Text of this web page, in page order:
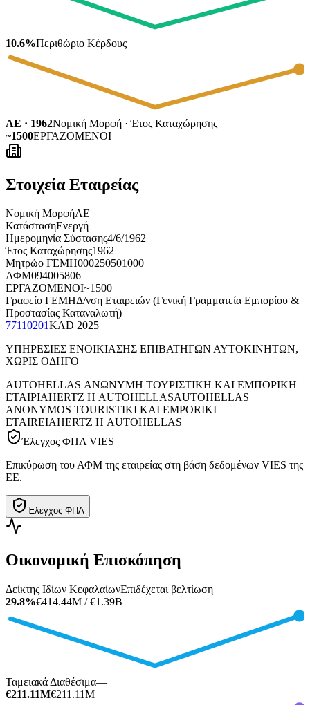
10.6%Περιθώριο Κέρδους
ΑΕ · 1962Νομική Μορφή · Έτος Καταχώρησης
~1500ΕΡΓΑΖΟΜΕΝΟΙ
Στοιχεία Εταιρείας
Νομική ΜορφήΑΕ
ΚατάστασηΕνεργή
Ημερομηνία Σύστασης4/6/1962
Έτος Καταχώρησης1962
Μητρώο ΓΕΜΗ000250501000
ΑΦΜ094005806
ΕΡΓΑΖΟΜΕΝΟΙ~1500
Γραφείο ΓΕΜΗΔ/νση Εταιρειών (Γενική Γραμματεία Εμπορίου &
Προστασίας Καταναλωτή)
77110201KAD 2025
ΥΠΗΡΕΣΙΕΣ ΕΝΟΙΚΙΑΣΗΣ ΕΠΙΒΑΤΗΓΩΝ ΑΥΤΟΚΙΝΗΤΩΝ,
ΧΩΡΙΣ ΟΔΗΓΟ
AUTOHELLAS ΑΝΩΝΥΜΗ ΤΟΥΡΙΣΤΙΚΗ ΚΑΙ ΕΜΠΟΡΙΚΗ
ΕΤΑΙΡΙΑHERTZ Η AUTOHELLASAUTOHELLAS
ANONYMOS TOURISTIKI KAI EMPORIKI
ETAIREIAHERTZ Η AUTOHELLAS
Έλεγχος ΦΠΑ VIES
Επικύρωση του ΑΦΜ της εταιρείας στη βάση δεδομένων VIES της
ΕΕ.
Έλεγχος ΦΠΑ
Οικονομική Επισκόπηση
Δείκτης Ιδίων ΚεφαλαίωνΕπιδέχεται βελτίωση
29.8%€414.44M / €1.39B
Ταμειακά Διαθέσιμα—
€211.11M€211.11M